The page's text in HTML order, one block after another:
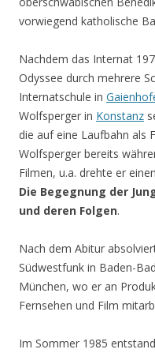
vorwiegend katholische
Nachdem das Internat
Odyssee durch mehrere
Internatschule in
Wolfsperger in Konstanz
die auf eine Laufbahn als
Wolfsperger bereits
Filmen, u.a. drehte er
Die Begegnung der
und deren Folgen.
Nach dem Abitur
Südwestfunk in Baden-
München, wo er an
Fernsehen und Film
Im Sommer 1985